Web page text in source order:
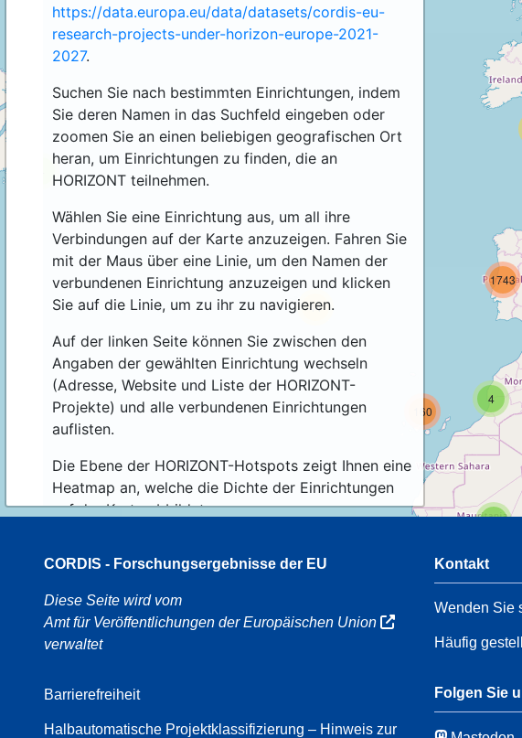
https://data.europa.eu/data/datasets/cordis-eu-
research-projects-under-horizon-europe-2021-
2027.
Suchen Sie nach bestimmten Einrichtungen, indem
Sie deren Namen in das Suchfeld eingeben oder
zoomen Sie an einen beliebigen geografischen Ort
heran, um Einrichtungen zu finden, die an
HORIZONT teilnehmen.
Wählen Sie eine Einrichtung aus, um all ihre
Verbindungen auf der Karte anzuzeigen. Fahren Sie
mit der Maus über eine Linie, um den Namen der
verbundenen Einrichtung anzuzeigen und klicken
Sie auf die Linie, um zu ihr zu navigieren.
Auf der linken Seite können Sie zwischen den
Angaben der gewählten Einrichtung wechseln
(Adresse, Website und Liste der HORIZONT-
Projekte) und alle verbundenen Einrichtungen
auflisten.
Die Ebene der HORIZONT-Hotspots zeigt Ihnen eine
Heatmap an, welche die Dichte der Einrichtungen
auf der Karte abbildet.
2
4
44
160
1743
CORDIS - Forschungsergebnisse der EU
Diese Seite wird vom
Amt für Veröffentlichungen der Europäischen Union
verwaltet
Barrierefreiheit
Halbautomatische Projektklassifizierung – Hinweis zur
Kontakt
Wenden Sie
Häufig
Folgen Sie